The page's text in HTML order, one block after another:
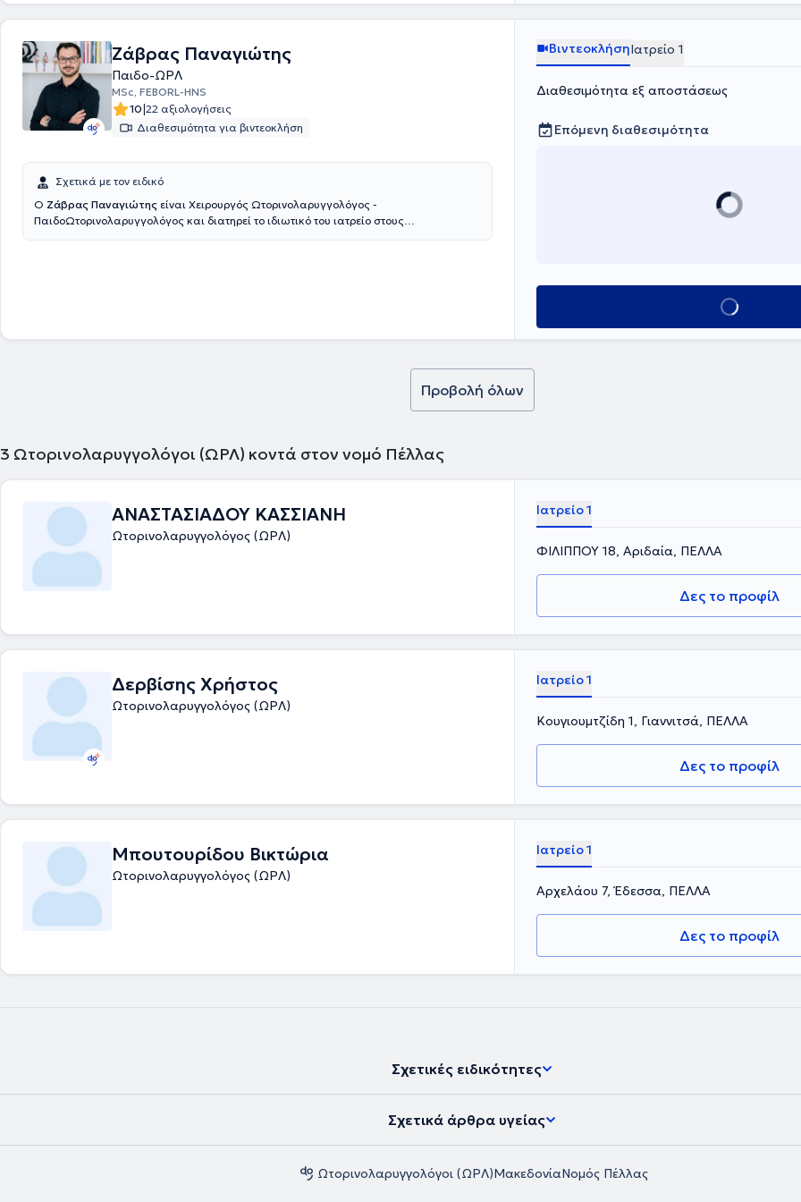
Ο ιατρός παρέχει υψηλού επιπέδου ιατρικές υπηρεσίες σε όλο το φάσμα της
ειδικότητάς του, ενώ εξειδικεύεται στη χειρουργική αντιμετώπιση της υπνικής
άπνοιας και του ροχαλητού, αλλά και τη χειρουργική ωτορινολαρυγγολογία παίδων.
Συμμετέχει ενεργά σε εκπαιδευτικά σεμινάρια, εργαστήρια (workshops) και συνέδρια,
με σκοπό τη διαρκή μετεκπαίδευση και εξειδίκευση. Τέλος, είναι μέλος του Ιατρικού
Συλλόγου Πειραιά, της Πανελλήνιας Εταιρείας Ωτορινολαρυγγολογίας, Χειρουργικής
Ζάβρας Παναγιώτης
Παιδο-ΩΡΛ
MSc, FEBORL-HNS
10|22 αξιολογήσεις
Διαθεσιμότητα για βιντεοκλήση
Σχετικά με τον ειδικό
Ο Ζάβρας Παναγιώτης είναι Χειρουργός Ωτορινολαρυγγολόγος -
ΠαιδοΩτορινολαρυγγολόγος και διατηρεί το ιδιωτικό του ιατρείο στους
στο Γενικό Νοσοκομείο Πειραιά «Τζάνειο», αντιμετωπίζοντας πληθώρα περιστατικών
φάσμα της Ωτορινολαρυγγολογίας. Συνεργάζεται ως εξωτερικός συνεργάτης με την
ΒιντεοκλήσηΙατρείο 1
Διαθεσιμότητα εξ αποστάσεως
Επόμενη διαθεσιμότητα
Κλείσε ραντεβού
Προβολή όλων
3 Ωτορινολαρυγγολόγοι (ΩΡΛ) κοντά στον νομό Πέλλας
ΑΝΑΣΤΑΣΙΑΔΟΥ ΚΑΣΣΙΑΝΗ
Ωτορινολαρυγγολόγος (ΩΡΛ)
Ιατρείο 1
ΦΙΛΙΠΠΟΥ 18, Αριδαία, ΠΕΛΛΑ
Δες το προφίλ
Δερβίσης Χρήστος
Ωτορινολαρυγγολόγος (ΩΡΛ)
Ιατρείο 1
Κουγιουμτζίδη 1, Γιαννιτσά, ΠΕΛΛΑ
Δες το προφίλ
Μπουτουρίδου Βικτώρια
Ωτορινολαρυγγολόγος (ΩΡΛ)
Ιατρείο 1
Αρχελάου 7, Έδεσσα, ΠΕΛΛΑ
Δες το προφίλ
Σχετικές ειδικότητες
Σχετικά άρθρα υγείας
Ωτορινολαρυγγολόγοι (ΩΡΛ)ΜακεδονίαΝομός Πέλλας